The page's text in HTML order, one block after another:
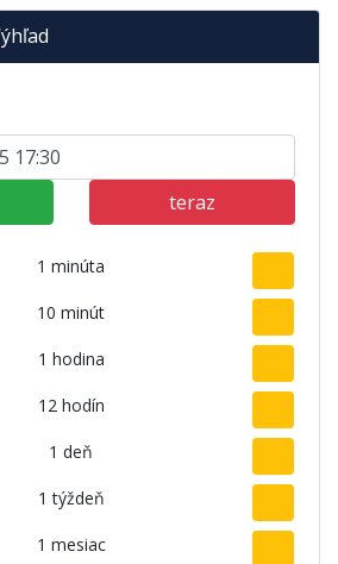
teraz
1 minúta
10 minút
1 hodina
12 hodín
1 deň
1 týždeň
1 mesiac